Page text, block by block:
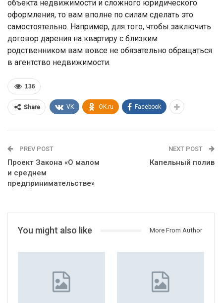
объекта недвижимости и сложного юридического
оформления, то вам вполне по силам сделать это
самостоятельно. Например, для того, чтобы заключить
договор дарения на квартиру с близким
родственником вам вовсе не обязательно обращаться
в агентство недвижимости.
136
Share VK OK.ru Facebook
PREV POST
Проект Закона «О малом
и среднем
предпринимательстве»
NEXT POST
Капельный полив
You might also like More From Author